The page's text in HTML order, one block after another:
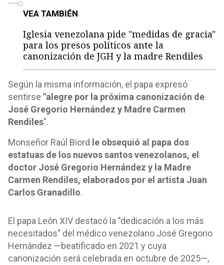
VEA TAMBIÉN
Iglesia venezolana pide "medidas de gracia"
para los presos políticos ante la
canonización de JGH y la madre Rendiles
Según la misma información, el papa expresó
sentirse "alegre por la próxima canonización de
José Gregorio Hernández y Madre Carmen
Rendiles".
Monseñor Raúl Biord le obsequió al papa dos
estatuas de los nuevos santos venezolanos, el
doctor José Gregorio Hernández y la Madre
Carmen Rendiles, elaborados por el artista Juan
Carlos Granadillo.
El papa León XIV destacó la "dedicación a los más
necesitados" del médico venezolano José Gregorio
Hernández —beatificado en 2021 y cuya
canonización será celebrada en octubre de 2025—,